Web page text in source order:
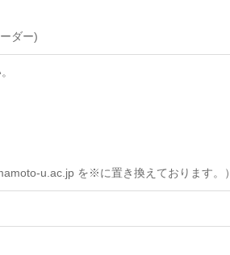
ダー)
u.ac.jp を※に置き換えております。）